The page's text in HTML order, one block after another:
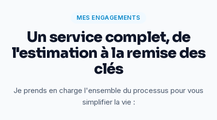
MES ENGAGEMENTS
Un service complet, de
l'estimation à la remise des
clés
Je prends en charge l'ensemble du processus pour vous
simplifier la vie :